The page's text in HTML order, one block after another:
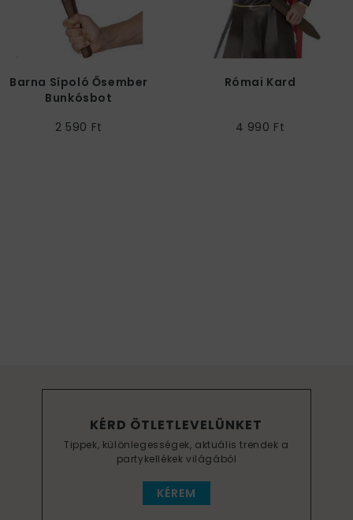
Barna Sípoló Ősember
Bunkósbot
2 590 Ft
Római Kard
4 990 Ft
KÉRD ÖTLETLEVELÜNKET
Tippek, különlegességek, aktuális trendek a
partykellékek világából
KÉREM